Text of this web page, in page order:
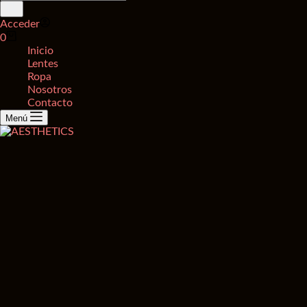
de
productos
Acceder
Carro
compra
0
Inicio
Lentes
Ropa
Nosotros
Contacto
Menú